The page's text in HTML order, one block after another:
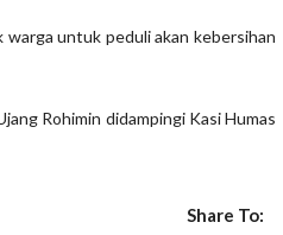
warga untuk peduli akan kebersihan
Rohimin didampingi Kasi Humas
Share To: